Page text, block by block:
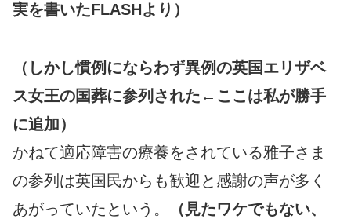
実を書いたFLASHより）
（しかし慣例にならわず異例の英国エリザベ
ス女王の国葬に参列された←ここは私が勝手
に追加）
かねて適応障害の療養をされている雅子さま
の参列は英国民からも歓迎と感謝の声が多く
あがっていたという。
（見たワケでもない、